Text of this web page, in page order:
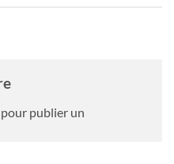
pour publier un